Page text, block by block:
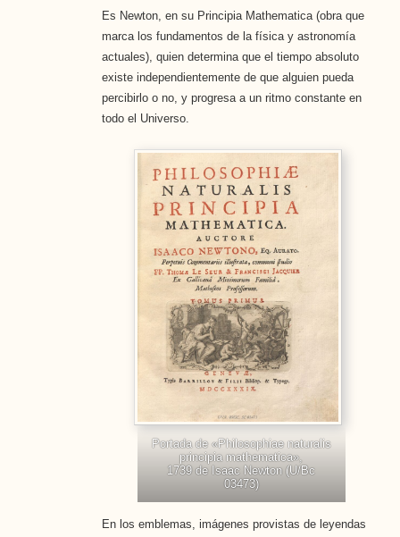
Es Newton, en su Principia Mathematica (obra que
marca los fundamentos de la física y astronomía
actuales), quien determina que el tiempo absoluto
existe independientemente de que alguien pueda
percibirlo o no, y progresa a un ritmo constante en
todo el Universo.
Portada de «Philosophiae naturalis
principia mathematica»,
1739 de Isaac Newton (U/Bc
03473)
En los emblemas, imágenes provistas de leyendas